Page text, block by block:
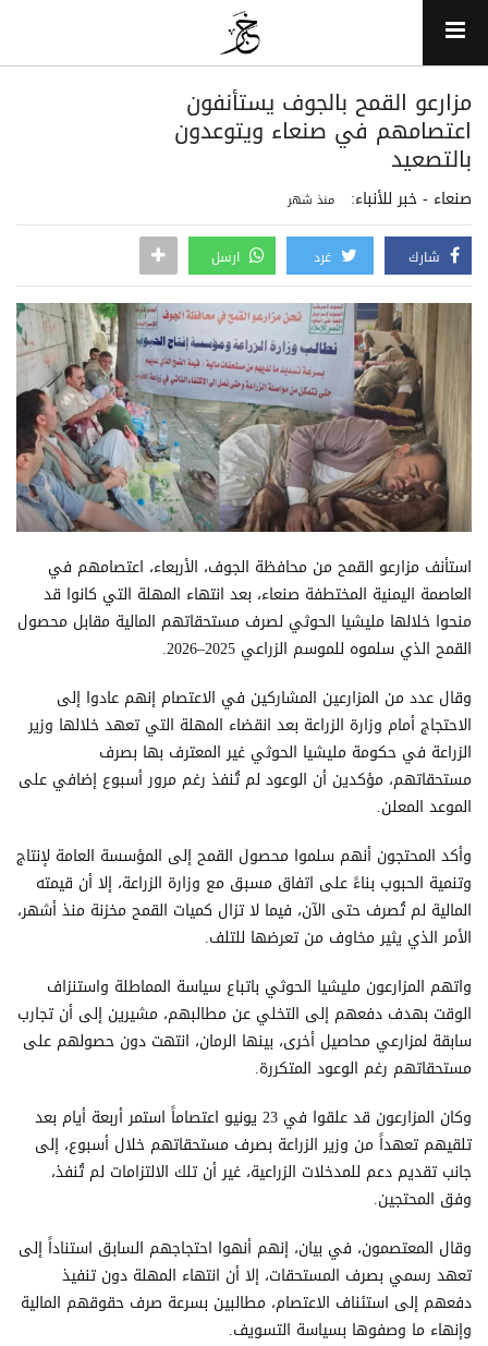
مزارعو القمح بالجوف يستأنفون
اعتصامهم في صنعاء ويتوعدون
بالتصعيد
صنعاء - خبر للأنباء: منذ شهر
شارك غرد ارسل
استأنف مزارعو القمح من محافظة الجوف، الأربعاء، اعتصامهم في
العاصمة اليمنية المختطفة صنعاء، بعد انتهاء المهلة التي كانوا قد
منحوا خلالها مليشيا الحوثي لصرف مستحقاتهم المالية مقابل محصول
القمح الذي سلموه للموسم الزراعي 2025–2026.
وقال عدد من المزارعين المشاركين في الاعتصام إنهم عادوا إلى
الاحتجاج أمام وزارة الزراعة بعد انقضاء المهلة التي تعهد خلالها وزير
الزراعة في حكومة مليشيا الحوثي غير المعترف بها بصرف
مستحقاتهم، مؤكدين أن الوعود لم تُنفذ رغم مرور أسبوع إضافي على
الموعد المعلن.
وأكد المحتجون أنهم سلموا محصول القمح إلى المؤسسة العامة لإنتاج
وتنمية الحبوب بناءً على اتفاق مسبق مع وزارة الزراعة، إلا أن قيمته
المالية لم تُصرف حتى الآن، فيما لا تزال كميات القمح مخزنة منذ أشهر،
الأمر الذي يثير مخاوف من تعرضها للتلف.
واتهم المزارعون مليشيا الحوثي باتباع سياسة المماطلة واستنزاف
الوقت بهدف دفعهم إلى التخلي عن مطالبهم، مشيرين إلى أن تجارب
سابقة لمزارعي محاصيل أخرى، بينها الرمان، انتهت دون حصولهم على
مستحقاتهم رغم الوعود المتكررة.
وكان المزارعون قد علقوا في 23 يونيو اعتصاماً استمر أربعة أيام بعد
تلقيهم تعهداً من وزير الزراعة بصرف مستحقاتهم خلال أسبوع، إلى
جانب تقديم دعم للمدخلات الزراعية، غير أن تلك الالتزامات لم تُنفذ،
وفق المحتجين.
وقال المعتصمون، في بيان، إنهم أنهوا احتجاجهم السابق استناداً إلى
تعهد رسمي بصرف المستحقات، إلا أن انتهاء المهلة دون تنفيذ
دفعهم إلى استئناف الاعتصام، مطالبين بسرعة صرف حقوقهم المالية
وإنهاء ما وصفوها بسياسة التسويف.